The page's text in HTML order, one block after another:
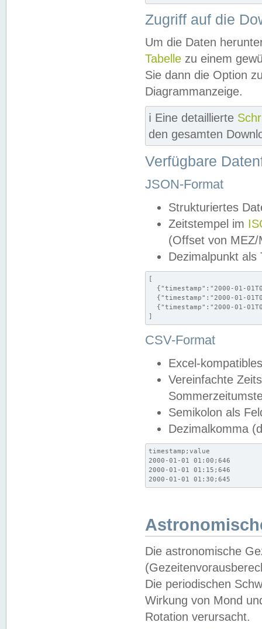
Zugriff auf die
Um die Daten
Tabelle zu einem
Sie dann die Option
Diagrammanzeige.
ℹ️ Eine detaillierte
den gesamten
Verfügbare
JSON-Format
Strukturiertes
Zeitstempel im
(Offset von MEZ/
Dezimalpunkt als
[
{"timestamp":"2000-01-
{"timestamp":"2000-01-
{"timestamp":"2000-01-
]
CSV-Format
Excel-
Vereinfachte
Semikolon als
Dezimalkomma
timestamp;value
2000-01-01 01:00;646
2000-01-01 01:15;646
2000-01-01 01:30;645
Die astronomische
Die periodischen
Wirkung von Mond
Rotation verursacht.